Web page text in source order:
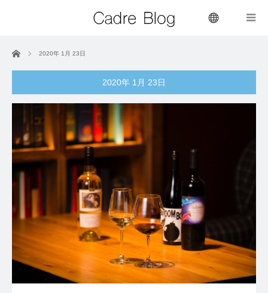
ホーム 2020年 1月 23日
2020年 1月 23日